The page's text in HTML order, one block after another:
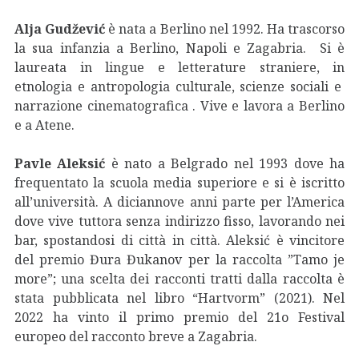
Alja Gudžević è nata a Berlino nel 1992. Ha trascorso
la sua infanzia a Berlino, Napoli e Zagabria. Si è
laureata in lingue e letterature straniere, in
etnologia e antropologia culturale, scienze sociali e
narrazione cinematografica . Vive e lavora a Berlino
e a Atene.
Pavle Aleksić è nato a Belgrado nel 1993 dove ha
frequentato la scuola media superiore e si è iscritto
all’università. A diciannove anni parte per l’America
dove vive tuttora senza indirizzo fisso, lavorando nei
bar, spostandosi di città in città. Aleksić è vincitore
del premio Đura Đukanov per la raccolta ”Tamo je
more”; una scelta dei racconti tratti dalla raccolta è
stata pubblicata nel libro “Hartvorm” (2021). Nel
2022 ha vinto il primo premio del 21o Festival
europeo del racconto breve a Zagabria.